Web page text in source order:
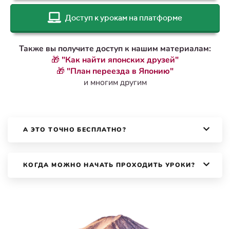
Доступ к урокам на платформе
Также вы получите доступ к нашим материалам:
🎁 "Как найти японских друзей"
🎁 "План переезда в Японию"
и многим другим
А ЭТО ТОЧНО БЕСПЛАТНО?
КОГДА МОЖНО НАЧАТЬ ПРОХОДИТЬ УРОКИ?